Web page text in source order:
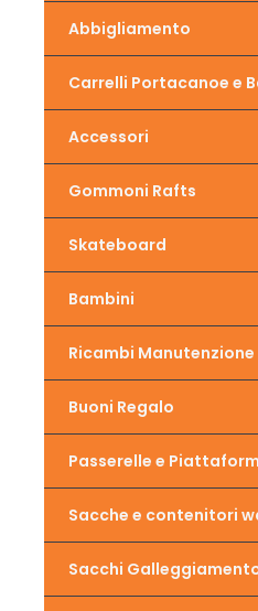
Abbigliamento
Carrelli Portacanoe e
Accessori
Gommoni Rafts
Skateboard
Bambini
Ricambi
Buoni Regalo
Passerelle e
Sacche e contenitori
Sacchi